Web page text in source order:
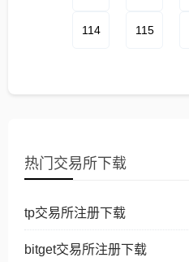
114 115
热门交易所下载
tp交易所注册下载
bitget交易所注册下载